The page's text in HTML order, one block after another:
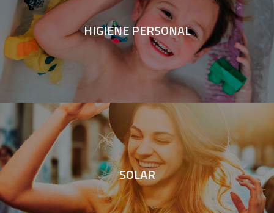
HIGIENE PERSONAL
SOLAR